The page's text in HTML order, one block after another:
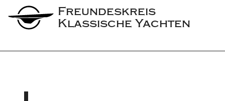
Freundeskreis
Klassische Yachten